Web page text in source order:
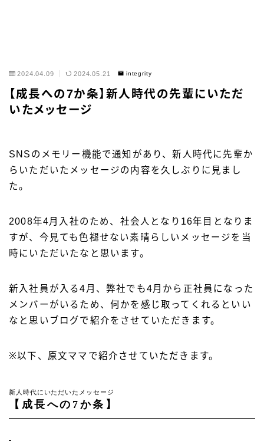
2024.04.09 2024.05.21 integrity
【成長への7か条】新人時代の先輩にいただ
いたメッセージ
SNSのメモリー機能で通知があり、新人時代に先輩か
らいただいたメッセージの内容を久しぶりに見まし
た。
2008年4月入社のため、社会人となり16年目となりま
すが、今見ても色褪せない素晴らしいメッセージを当
時にいただいたなと思います。
新入社員が入る4月、弊社でも4月から正社員になった
メンバーがいるため、何かを感じ取ってくれるといい
なと思いブログで紹介をさせていただきます。
※以下、原文ママで紹介させていただきます。
新人時代にいただいたメッセージ
【成長への7か条】